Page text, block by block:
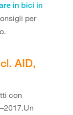
in bici in
per
AID,
con